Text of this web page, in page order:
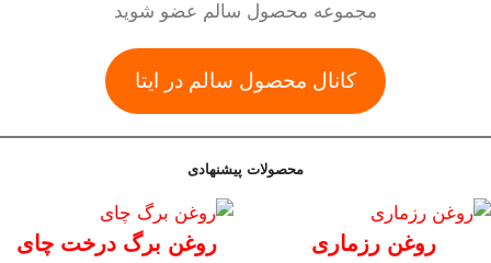
مجموعه محصول سالم عضو شوید
کانال محصول سالم در ایتا
محصولات پیشنهادی
روغن رزماری روغن برگ درخت چای